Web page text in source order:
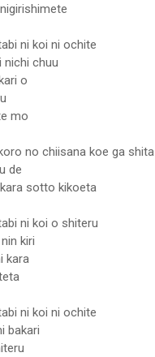
ni koi ni ochite
nichi chuu
o
mo
no chiisana koe ga shita
de
sotto kikoeta
ni koi o shiteru
kiri
kara
ni koi ni ochite
bakari